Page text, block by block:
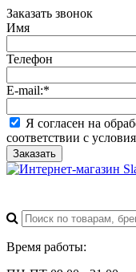
Заказать звонок
Имя
Телефон
E-mail:*
Я согласен на
соответствии с
Заказать
Время работы: